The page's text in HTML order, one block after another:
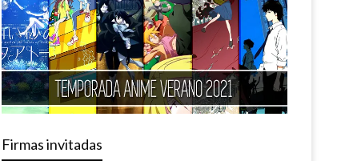
Firmas invitadas